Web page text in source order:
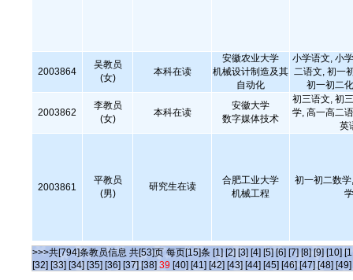
2003864
吴教员
(女)
本科在读
安徽农业大学
机械设计制造及其
自动化
小学语文, 小
二语文, 初一
初一初二
2003862
李教员
(女)
本科在读
安徽大学
数字媒体技术
初三语文, 初
学, 高一高二
英
2003861
平教员
(男)
研究生在读
合肥工业大学
机械工程
初一初二数
>>>共[794]条教员信息 共[53]页 每页[15]条 [1] [2] [3] [4] [5] [6] [7] [8] [9] [10]
[32] [33] [34] [35] [36] [37] [38] 39 [40] [41] [42] [43] [44] [45] [46] [47] [48] [49]